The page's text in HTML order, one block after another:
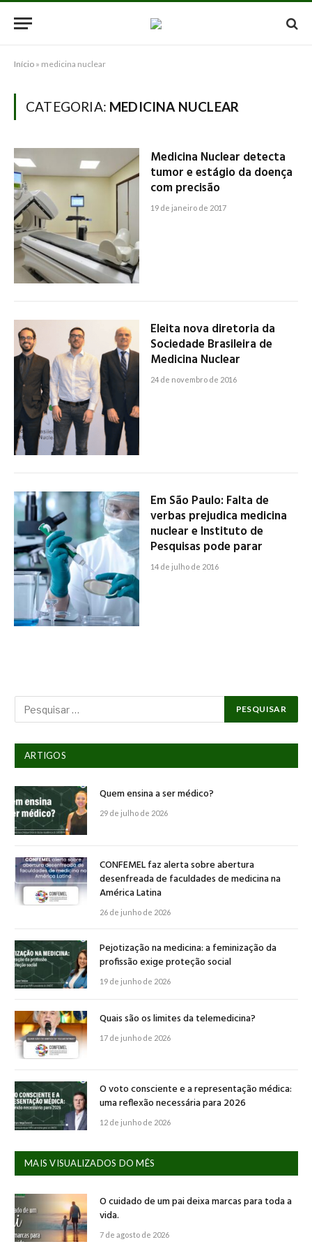
Início » medicina nuclear
CATEGORIA: MEDICINA NUCLEAR
Medicina Nuclear detecta
tumor e estágio da doença
com precisão
19 de janeiro de 2017
Eleita nova diretoria da
Sociedade Brasileira de
Medicina Nuclear
24 de novembro de 2016
Em São Paulo: Falta de
verbas prejudica medicina
nuclear e Instituto de
Pesquisas pode parar
14 de julho de 2016
ARTIGOS
Quem ensina a ser médico?
29 de julho de 2026
CONFEMEL faz alerta sobre abertura
desenfreada de faculdades de medicina na
América Latina
26 de junho de 2026
Pejotização na medicina: a feminização da
profissão exige proteção social
19 de junho de 2026
Quais são os limites da telemedicina?
17 de junho de 2026
O voto consciente e a representação médica:
uma reflexão necessária para 2026
12 de junho de 2026
MAIS VISUALIZADOS DO MÊS
O cuidado de um pai deixa marcas para toda a
vida.
7 de agosto de 2026